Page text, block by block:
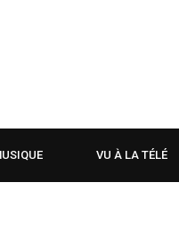
VU À LA TÉLÉ